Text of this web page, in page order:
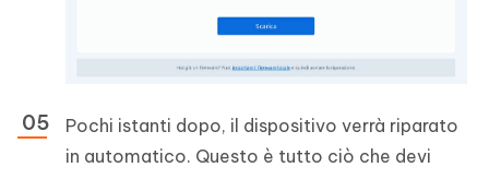
Pochi istanti dopo, il dispositivo verrà riparato
in automatico. Questo è tutto ciò che devi